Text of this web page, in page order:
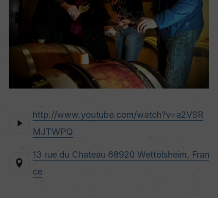
http://www.youtube.com/watch?v=a2VSR
MJTWPQ
13 rue du Chateau 68920 Wettolsheim, Fran
ce